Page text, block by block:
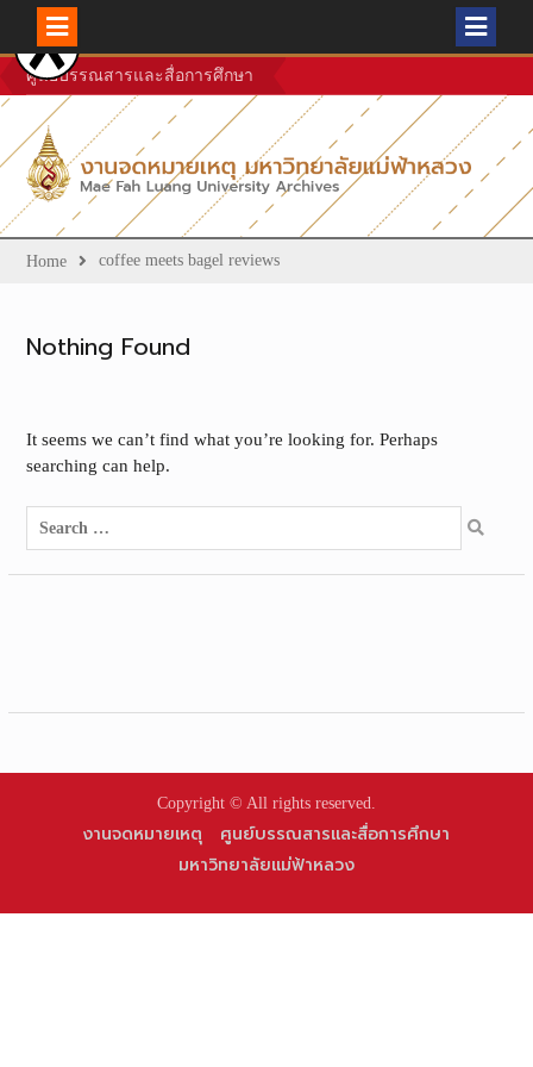
Skip
to
content
ศูนย์บรรณสารและสื่อการศึกษา
Home coffee meets bagel reviews
Nothing Found
It seems we can’t find what you’re looking for. Perhaps
searching can help.
Search
for:
Copyright © All rights reserved.
งานจดหมายเหตุ
ศูนย์บรรณสารและสื่อการศึกษา
มหาวิทยาลัยแม่ฟ้าหลวง